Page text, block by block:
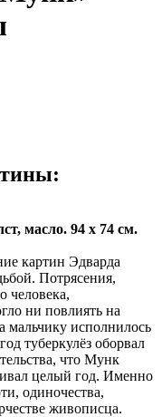
масло. 94 x 74 см.
картин Эдварда
Потрясения,
человека,
ни повлиять на
мальчику исполнилось
туберкулёз оборвал
что Мунк
целый год. Именно
одиночества,
живописца.